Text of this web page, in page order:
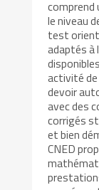
le niveau
test
adaptés à
activité de
devoir
avec des
corrigés
et bien
CNED